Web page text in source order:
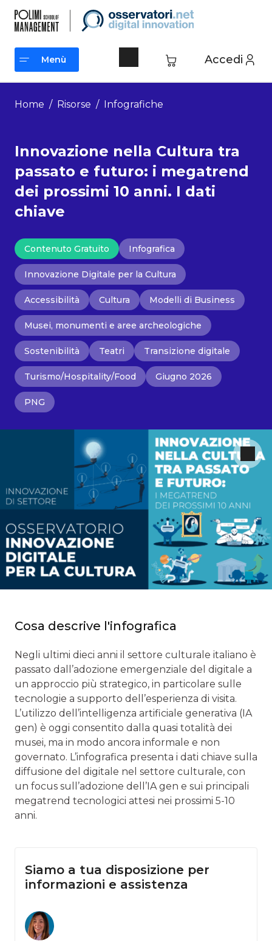
contenuto
Accedi
Menù
Menù
Home / Risorse / Infografiche
Innovazione nella Cultura tra
passato e futuro: i megatrend
dei prossimi 10 anni. I dati
chiave
Contenuto Gratuito Infografica
Innovazione Digitale per la Cultura
Accessibilità Cultura Modelli di Business
Musei, monumenti e aree archeologiche
Sostenibilità Teatri Transizione digitale
Turismo/Hospitality/Food Giugno 2026
PNG
Cosa descrive l'infografica
Negli ultimi dieci anni il settore culturale italiano è
passato dall’adozione emergenziale del digitale a
un approccio più strategico, in particolare sulle
tecnologie a supporto dell’esperienza di visita.
L’utilizzo dell’intelligenza artificiale generativa (IA
gen) è oggi consentito dalla quasi totalità dei
musei, ma in modo ancora informale e non
governato. L’infografica presenta i dati chiave sulla
diffusione del digitale nel settore culturale, con
un focus sull’adozione dell’IA gen e sui principali
megatrend tecnologici attesi nei prossimi 5-10
anni.
Siamo a tua disposizione per
informazioni e assistenza